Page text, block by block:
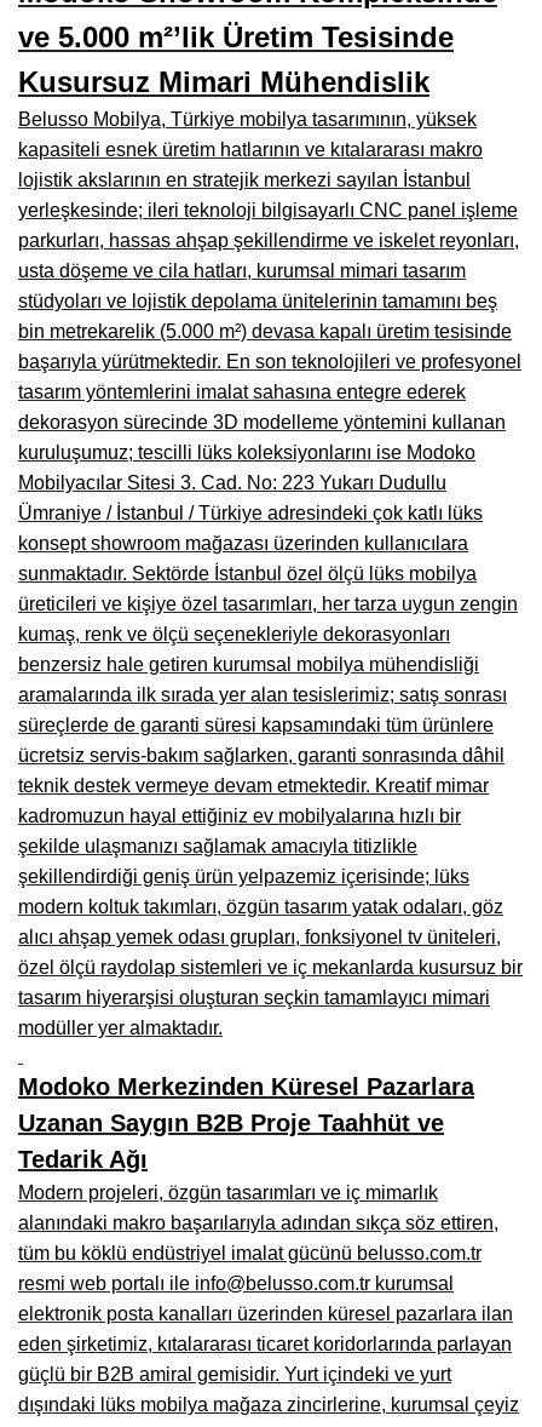
Kahramanmaraş Mobilya İmalatçıları, Mağazaları, Fabrikaları
Mardin Mobilyacılar, Mağazaları, İmalatçıları
Diyarbakır Mobilyacılar, Mobilya Firmaları, İmalatçıları
Şanlıurfa Mobilyacılar, Mobilya Mağazaları, Firmaları
Trabzon Mobilyacılar, Mobilya İmalatçıları, Mağazaları
Erzurum Mobilyacılar, Mobilya İmalatçıları, Mağazaları
Afyon Mobilyacılar, Mobilya Mağazaları, İmalatçıları
Çanakkale Mobilyacılar, Mobilya Fabrikaları, Mağazaları
Karabağlar Mobilyacıları, Mobilya İmalatçıları, Firmaları
Aydın Mobilya Mağazaları, Firmaları, Dekorasyon Firmaları
Bilecik Mobilyacılar, Mobilya İmalatçıları, Mağazaları
Çorum Mobilyacılar, Mobilya Mağazaları, İmalatçıları
Denizli Mobilyacılar, Mobilya Üreticileri, Mağazaları
Adıyaman Mobilyacılar, Mobilya İmalatçıları, Mağazaları
Ağrı Mobilyacılar, Mobilya İmalatçıları, Mağazaları
Edirne Mobilyacilar, Mobilya İmalatçıları, Mağazaları
Erzincan Mobilyacılar, Mobilya İmalatçıları, Mağazaları
Yozgat Mobilya Mağazaları, İmalatçıları, Mobilyacıları
Kars Mobilya İmalatçıları, Mağazaları, Mobilyacılar
Kırşehir Mobilya İmalatçıları, Firmaları, Mobilyacılar
Kütahya Mobilya İmalatçıları, Mağazaları, Mobilyacılar
Malatya Mobilyacılar, Mağazaları, İmalatçıları, Fabrikaları
Sinop Mobilya İmalatçıları, Mağazaları, Mobilyacılar
Tekirdağ Mobilyacılar, Mobilya İmalatçıları, Mağazaları
Muş Mobilya İmalatçıları, Mağazaları, Mobilyacılar
Nevşehir Mobilyacılar, Mobilya İmalatçıları, Mağazaları
Ordu Mobilya Mağazaları, İmalatçıları, Mobilyacılar
Rize Mobilyacılar, Mobilya İmalatçıları, Mağazaları
Sivas Mobilya Fabrikaları, Üreticileri, Mağazaları
Tokat Mobilyacılar, Mobilya Mağazaları, İmalatçıları
ve 5.000 m²’lik Üretim Tesisinde
Kusursuz Mimari Mühendislik
Belusso Mobilya, Türkiye mobilya tasarımının, yüksek
kapasiteli esnek üretim hatlarının ve kıtalararası makro
lojistik akslarının en stratejik merkezi sayılan İstanbul
yerleşkesinde; ileri teknoloji bilgisayarlı CNC panel işleme
parkurları, hassas ahşap şekillendirme ve iskelet reyonları,
usta döşeme ve cila hatları, kurumsal mimari tasarım
stüdyoları ve lojistik depolama ünitelerinin tamamını beş
bin metrekarelik (5.000 m²) devasa kapalı üretim tesisinde
başarıyla yürütmektedir. En son teknolojileri ve profesyonel
tasarım yöntemlerini imalat sahasına entegre ederek
dekorasyon sürecinde 3D modelleme yöntemini kullanan
kuruluşumuz; tescilli lüks koleksiyonlarını ise Modoko
Mobilyacılar Sitesi 3. Cad. No: 223 Yukarı Dudullu
Ümraniye / İstanbul / Türkiye adresindeki çok katlı lüks
konsept showroom mağazası üzerinden kullanıcılara
sunmaktadır. Sektörde İstanbul özel ölçü lüks mobilya
üreticileri ve kişiye özel tasarımları, her tarza uygun zengin
kumaş, renk ve ölçü seçenekleriyle dekorasyonları
benzersiz hale getiren kurumsal mobilya mühendisliği
aramalarında ilk sırada yer alan tesislerimiz; satış sonrası
süreçlerde de garanti süresi kapsamındaki tüm ürünlere
ücretsiz servis-bakım sağlarken, garanti sonrasında dâhil
teknik destek vermeye devam etmektedir. Kreatif mimar
kadromuzun hayal ettiğiniz ev mobilyalarına hızlı bir
şekilde ulaşmanızı sağlamak amacıyla titizlikle
şekillendirdiği geniş ürün yelpazemiz içerisinde; lüks
modern koltuk takımları, özgün tasarım yatak odaları, göz
alıcı ahşap yemek odası grupları, fonksiyonel tv üniteleri,
özel ölçü raydolap sistemleri ve iç mekanlarda kusursuz bir
tasarım hiyerarşisi oluşturan seçkin tamamlayıcı mimari
modüller yer almaktadır.
Modoko Merkezinden Küresel Pazarlara
Uzanan Saygın B2B Proje Taahhüt ve
Tedarik Ağı
Modern projeleri, özgün tasarımları ve iç mimarlık
alanındaki makro başarılarıyla adından sıkça söz ettiren,
tüm bu köklü endüstriyel imalat gücünü belusso.com.tr
resmi web portalı ile info@belusso.com.tr kurumsal
elektronik posta kanalları üzerinden küresel pazarlara ilan
eden şirketimiz, kıtalararası ticaret koridorlarında parlayan
güçlü bir B2B amiral gemisidir. Yurt içindeki ve yurt
dışındaki lüks mobilya mağaza zincirlerine, kurumsal çeyiz